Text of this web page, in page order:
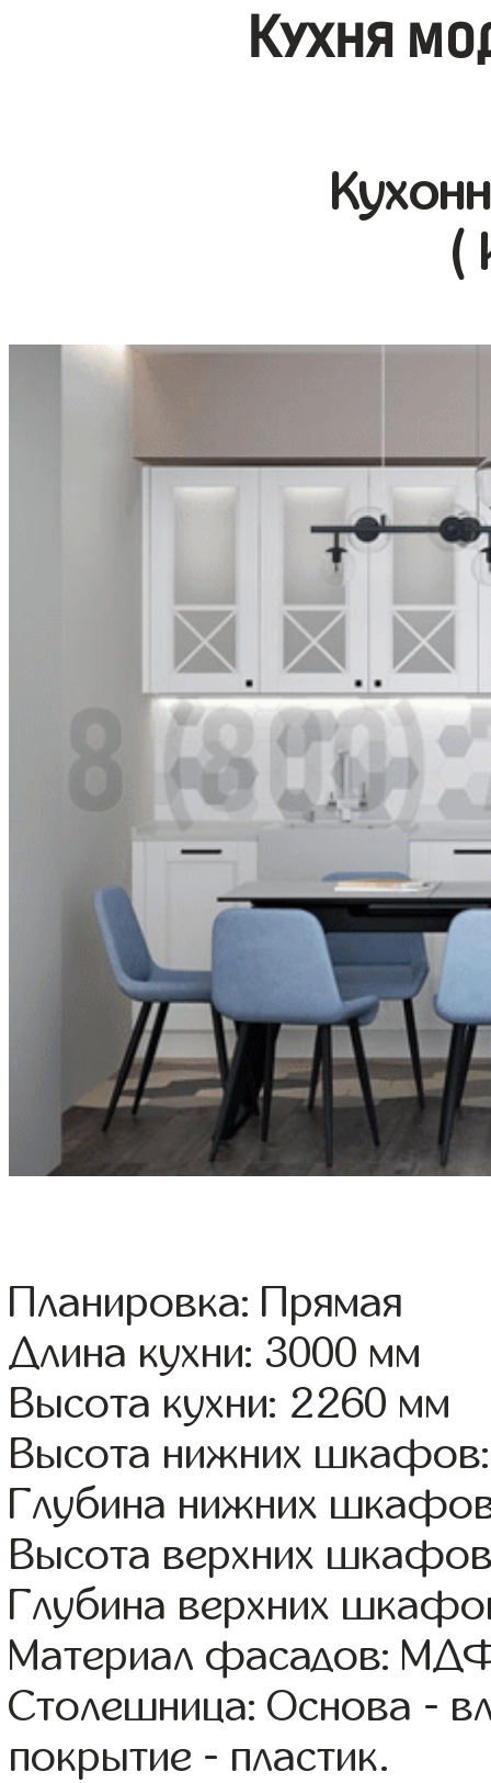
Кухня
(
Планировка: Прямая
Длина кухни: 3000 мм
Высота кухни: 2260 мм
Высота нижних
Глубина нижних
Высота верхних
Глубина верхних
Материал фасадов:
Столешница: Основа -
покрытие - пластик.